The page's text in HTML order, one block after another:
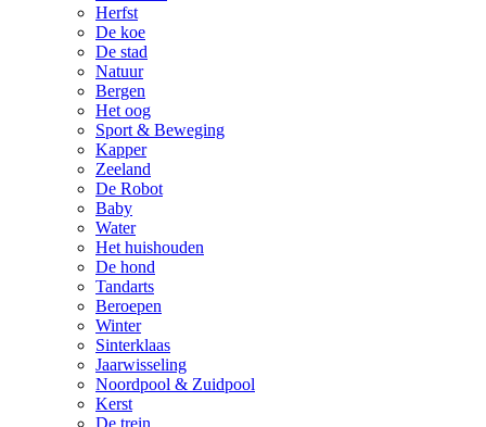
Herfst
De koe
De stad
Natuur
Bergen
Het oog
Sport & Beweging
Kapper
Zeeland
De Robot
Baby
Water
Het huishouden
De hond
Tandarts
Beroepen
Winter
Sinterklaas
Jaarwisseling
Noordpool & Zuidpool
Kerst
De trein